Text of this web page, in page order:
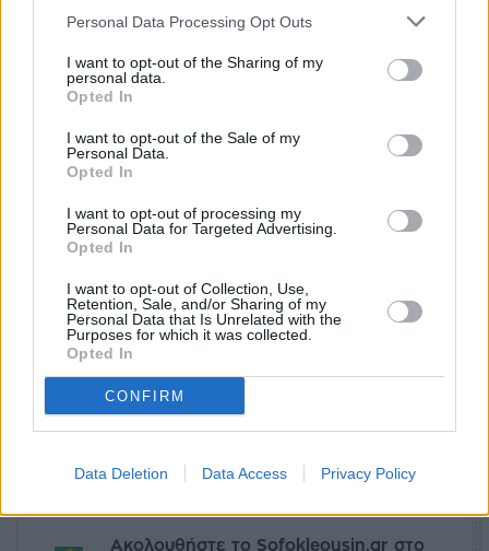
Personal Data Processing Opt Outs
I want to opt-out of the Sharing of my
personal data.
Opted In
I want to opt-out of the Sale of my
Personal Data.
Opted In
I want to opt-out of processing my
Personal Data for Targeted Advertising.
Opted In
I want to opt-out of Collection, Use,
Retention, Sale, and/or Sharing of my
Personal Data that Is Unrelated with the
Purposes for which it was collected.
Opted In
CONFIRM
Data Deletion Data Access Privacy Policy
Ετικέτες επιστήμη
πράσινη οικονομία
Ακολουθήστε το Sofokleousin.gr στο